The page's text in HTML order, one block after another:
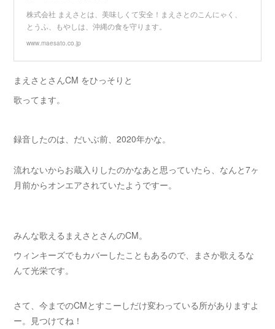
株式会社 まえさとは、美味しくて安全！まえさとのこんにゃく、
とうふ、もやしは、沖縄の食を守ります。
www.maesato.co.jp
まえさとさんCM をひっそりと
歌ってます。
録音したのは、だいぶ前、2020年かな。
流れないからお蔵入りしたのかなあと思っていたら、なんと7ヶ
月前からオンエアされていたようですー。
みんな歌えるまえさとさんのCM。
ウィンキーズでもカバーしたこともあるので、まさか歌えるな
んて光栄です。
さて、今までのCMとすこーしだけ変わっている所がありますよ
ー。見つけてね！